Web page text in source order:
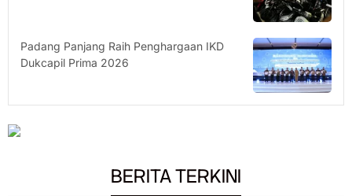
Padang Panjang Raih Penghargaan IKD
Dukcapil Prima 2026
BERITA TERKINI